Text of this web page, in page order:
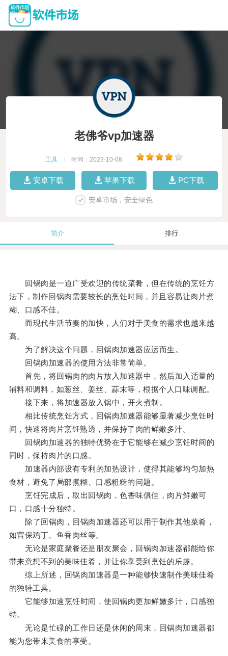
老佛爷vp加速器
工具 时间：2023-10-08
安卓下载 苹果下载 PC下载
安卓市场，安全绿色
简介 排行
回锅肉是一道广受欢迎的传统菜肴，但在传统的烹饪方
法下，制作回锅肉需要较长的烹饪时间，并且容易让肉片煮
糊、口感不佳。
而现代生活节奏的加快，人们对于美食的需求也越来越
高。
为了解决这个问题，回锅肉加速器应运而生。
回锅肉加速器的使用方法非常简单。
首先，将回锅肉的肉片放入加速器中，然后加入适量的
辅料和调料，如葱丝、姜丝、蒜末等，根据个人口味调配。
接下来，将加速器放入锅中，开火煮制。
相比传统烹饪方式，回锅肉加速器能够显著减少烹饪时
间，快速将肉片烹饪熟透，并保持了肉的鲜嫩多汁。
回锅肉加速器的独特优势在于它能够在减少烹饪时间的
同时，保持肉片的口感。
加速器内部设有专利的加热设计，使得其能够均匀加热
食材，避免了局部煮糊、口感粗糙的问题。
烹饪完成后，取出回锅肉，色香味俱佳，肉片鲜嫩可
口，口感十分独特。
除了回锅肉，回锅肉加速器还可以用于制作其他菜肴，
如宫保鸡丁、鱼香肉丝等。
无论是家庭聚餐还是朋友聚会，回锅肉加速器都能给你
带来意想不到的美味佳肴，并让你享受到烹饪的乐趣。
综上所述，回锅肉加速器是一种能够快速制作美味佳肴
的独特工具。
它能够加速烹饪时间，使回锅肉更加鲜嫩多汁，口感独
特。
无论是忙碌的工作日还是休闲的周末，回锅肉加速器都
能为您带来美食的享受。